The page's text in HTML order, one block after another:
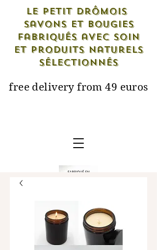
Le petit drômois
savons et bougies
fabriqués avec soin
et produits naturels
sélectionnés
free delivery from 49 euros